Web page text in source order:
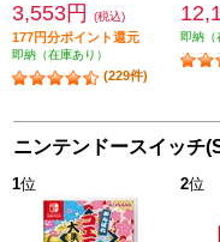
3,553円 (税込)
177円分ポイント還元
即納（在庫あり）
(229件)
即納（
ニンテンドースイッチ
1位 2位